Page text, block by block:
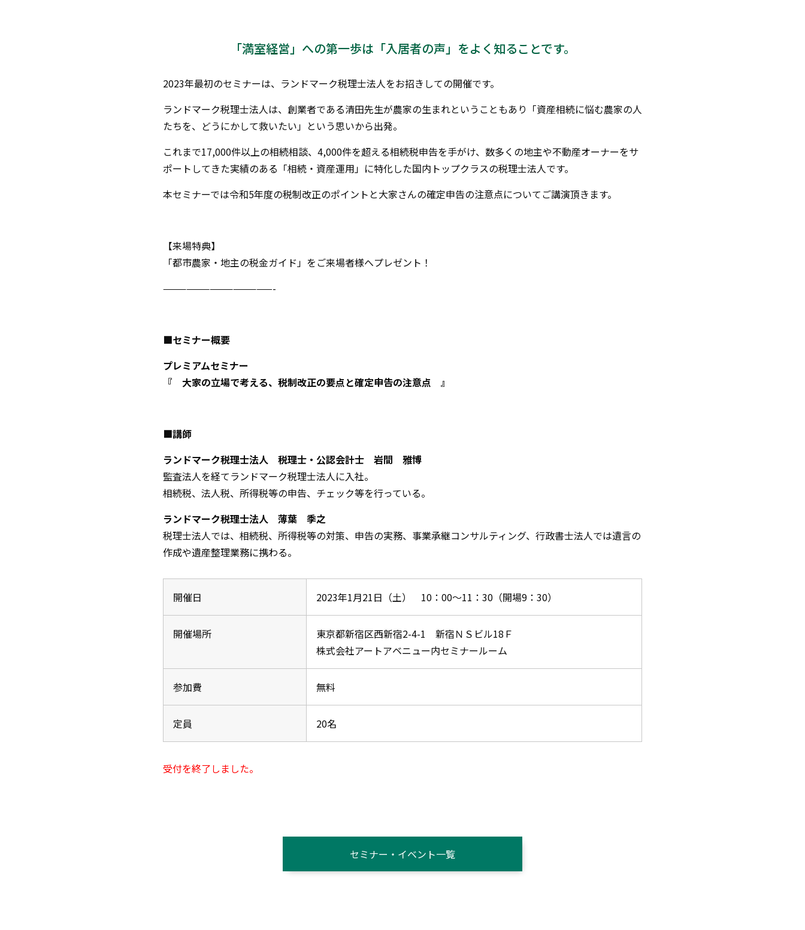
「満室経営」への第一歩は「入居者の声」をよく知ることです。
2023年最初のセミナーは、ランドマーク税理士法人をお招きしての開催です。
ランドマーク税理士法人は、創業者である清田先生が農家の生まれということもあり「資産相続に悩む農家の人
たちを、どうにかして救いたい」という思いから出発。
これまで17,000件以上の相続相談、4,000件を超える相続税申告を手がけ、数多くの地主や不動産オーナーをサ
ポートしてきた実績のある「相続・資産運用」に特化した国内トップクラスの税理士法人です。
本セミナーでは令和5年度の税制改正のポイントと大家さんの確定申告の注意点についてご講演頂きます。
【来場特典】
「都市農家・地主の税金ガイド」をご来場者様へプレゼント！
——————————————-
■セミナー概要
プレミアムセミナー
『 大家の立場で考える、税制改正の要点と確定申告の注意点 』
■講師
ランドマーク税理士法人 税理士・公認会計士 岩間 雅博
監査法人を経てランドマーク税理士法人に入社。
相続税、法人税、所得税等の申告、チェック等を行っている。
ランドマーク税理士法人 薄葉 季之
税理士法人では、相続税、所得税等の対策、申告の実務、事業承継コンサルティング、行政書士法人では遺言の
作成や遺産整理業務に携わる。
開催日 2023年1月21日（土） 10：00～11：30（開場9：30）
開催場所
東京都新宿区西新宿2-4-1 新宿ＮＳビル18Ｆ
株式会社アートアベニュー内セミナールーム
参加費 無料
定員 20名
受付を終了しました。
セミナー・イベント一覧